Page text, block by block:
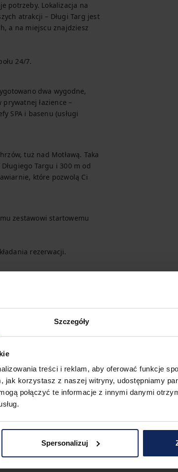
Szczegóły
treści i reklam, aby oferować funkcje
jak korzystasz z naszej witryny, udostępniamy
połączyć te informacje z innymi danymi
Spersonalizuj
potrzeby. Lokalizacja na
atrakcji – Długi Targ jest
a na miejscu znajdziesz
24/7.
dwa wygodne,
łazience –
SPA i basenu (usługi
tuż nad Motławą. Taka
Targu i 300 m od
które pozwolą Ci
zestawowi startowemu
rezerwacji.
możesz je dodatkowo
śniadanie za
Uwaga: śniadania
apartament jest
Wszystkie opcje